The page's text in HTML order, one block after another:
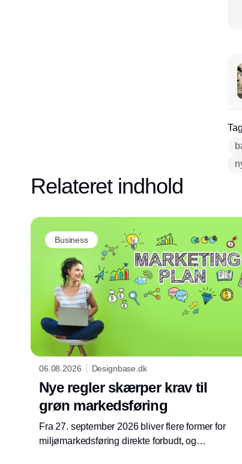
Relateret indhold
Business
06.08.2026 Designbase.dk
Nye regler skærper krav til
grøn markedsføring
Fra 27. september 2026 bliver flere former for
miljømarkedsføring direkte forbudt, og